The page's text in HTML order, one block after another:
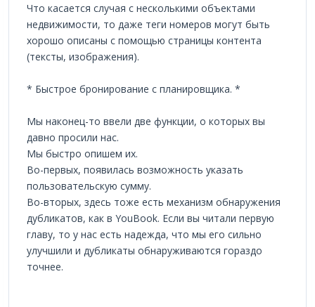
Что касается случая с несколькими объектами
недвижимости, то даже теги номеров могут быть
хорошо описаны с помощью страницы контента
(тексты, изображения).
* Быстрое бронирование с планировщика. *
Мы наконец-то ввели две функции, о которых вы
давно просили нас.
Мы быстро опишем их.
Во-первых, появилась возможность указать
пользовательскую сумму.
Во-вторых, здесь тоже есть механизм обнаружения
дубликатов, как в YouBook. Если вы читали первую
главу, то у нас есть надежда, что мы его сильно
улучшили и дубликаты обнаруживаются гораздо
точнее.